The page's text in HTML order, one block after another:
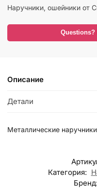
Наручники, ошейники от
Questions?
Описание
Детали
Металлические
Категория:
Бренд: